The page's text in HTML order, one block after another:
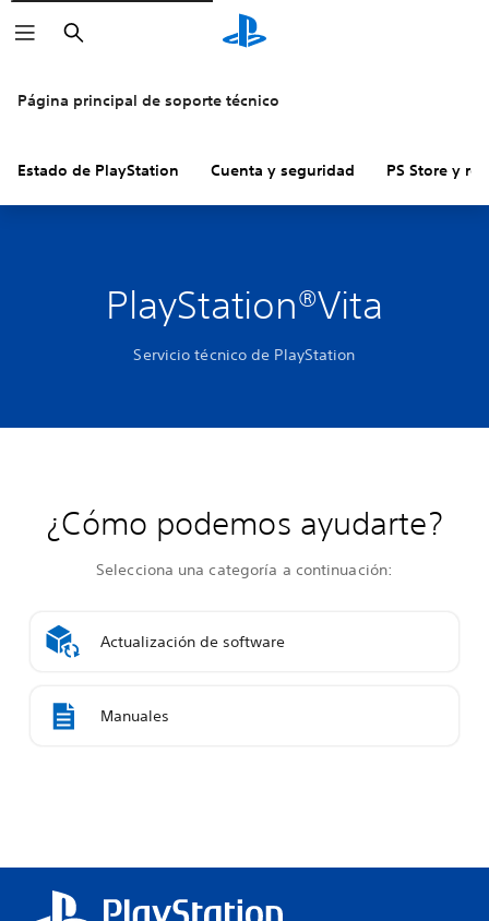
Buscar
Página principal de soporte técnico
Estado de PlayStation Cuenta y seguridad PS Store y
PlayStation®Vita
Servicio técnico de PlayStation
¿Cómo podemos ayudarte?
Selecciona una categoría a continuación:
Actualización de software
Manuales